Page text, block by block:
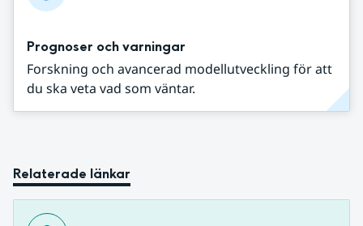
Prognoser och varningar
Forskning och avancerad modellutveckling för att
du ska veta vad som väntar.
Relaterade länkar